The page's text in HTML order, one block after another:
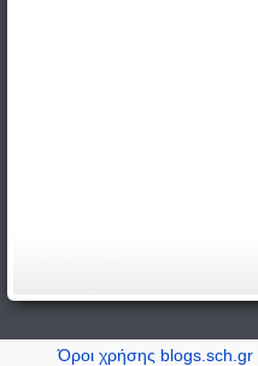
Όροι χρήσης blogs.sch.gr